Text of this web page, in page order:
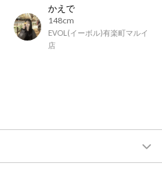
かえで
148cm
EVOL(イーボル)有楽町マルイ
店